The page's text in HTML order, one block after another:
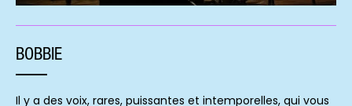
BOBBIE
Il y a des voix, rares, puissantes et intemporelles, qui vous